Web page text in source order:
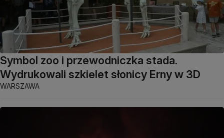
Symbol zoo i przewodniczka stada.
Wydrukowali szkielet słonicy Erny w 3D
WARSZAWA